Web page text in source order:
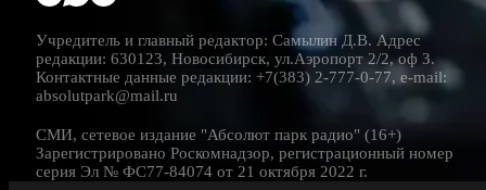
Учредитель и главный редактор: Самылин Д.В. Адрес
редакции: 630123, Новосибирск, ул.Аэропорт 2/2, оф 3.
Контактные данные редакции: +7(383) 2-777-0-77, e-mail:
absolutpark@mail.ru
СМИ, сетевое издание "Абсолют парк радио" (16+)
Зарегистрировано Роскомнадзор, регистрационный номер
серия Эл № ФС77-84074 от 21 октября 2022 г.